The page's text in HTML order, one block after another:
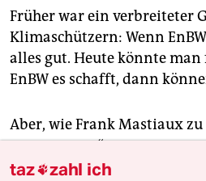
Früher war ein verbreiteter
Klimaschützern: Wenn
alles gut. Heute könnte man
EnBW es schafft, dann
Aber, wie Frank Mastiaux zu
two to tango.“
taz zahl ich